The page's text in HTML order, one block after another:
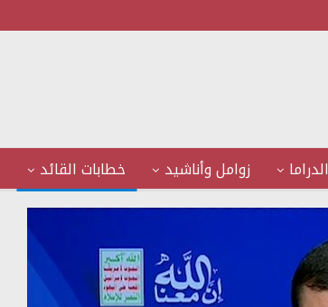
الدراما زوامل وأناشيد خطابات القائد